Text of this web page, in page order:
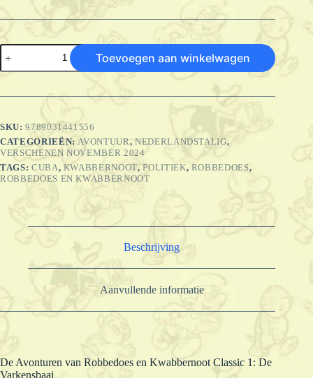
De
Avonturen
van
en
1:
De
Varkensbaai
aantal
Toevoegen aan winkelwagen
SKU:9789031441556
CATEGORIEËN: AVONTUUR, NEDERLANDSTALIG,
VERSCHENEN NOVEMBER 2024
TAGS: CUBA, KWABBERNOOT,POLITIEK, ROBBEDOES,
ROBBEDOES EN KWABBERNOOT
Beschrijving
Aanvullende informatie
De Avonturen van Robbedoes en Kwabbernoot Classic 1: De
Varkensbaai